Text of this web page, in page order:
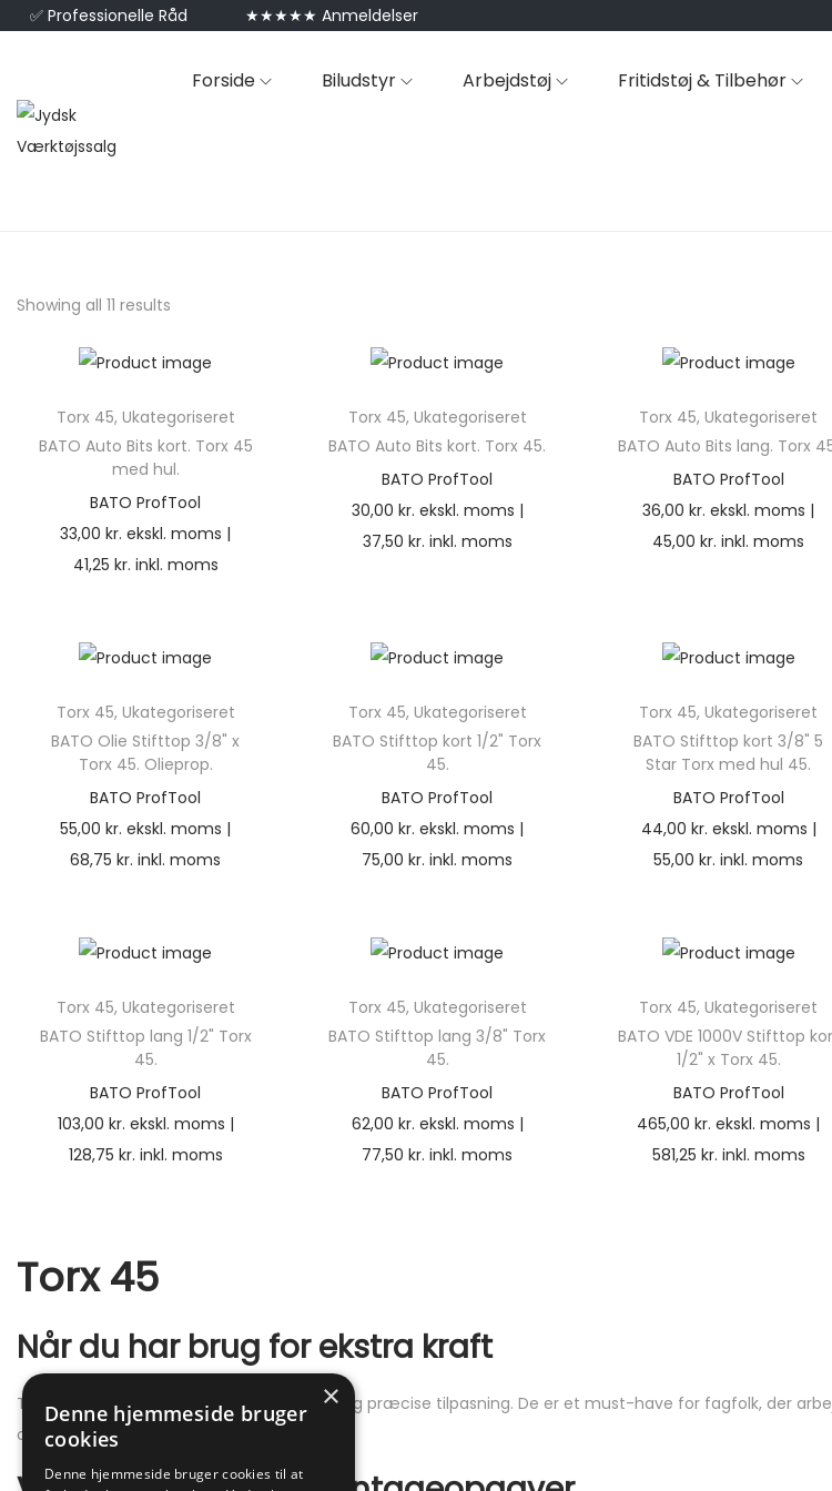
✅ Professionelle Råd ★★★★★ Anmeldelser
Forside Biludstyr Arbejdstøj Fritidstøj & Tilbehør
Showing all 11 results
Torx 45, Ukategoriseret
BATO Auto Bits kort. Torx 45
med hul.
BATO ProfTool
33,00kr. ekskl. moms |
41,25 kr. inkl. moms
Torx 45, Ukategoriseret
BATO Auto Bits kort. Torx 45.
BATO ProfTool
30,00 kr. ekskl. moms |
37,50 kr. inkl. moms
Torx 45,Ukategoriseret
BATO Auto Bits lang. Torx
BATO ProfTool
36,00kr. ekskl. moms |
45,00kr. inkl. moms
Torx 45, Ukategoriseret
BATO Olie Stifttop 3/8" x
Torx 45. Olieprop.
BATO ProfTool
55,00kr. ekskl. moms |
68,75kr. inkl. moms
Torx 45, Ukategoriseret
BATO Stifttop kort 1/2" Torx
45.
BATO ProfTool
60,00kr. ekskl. moms |
75,00kr. inkl. moms
Torx 45,Ukategoriseret
BATO Stifttop kort 3/8" 5
Star Torx med hul 45.
BATO ProfTool
44,00 kr. ekskl. moms |
55,00kr. inkl. moms
Torx 45, Ukategoriseret
BATO Stifttop lang 1/2" Torx
45.
BATO ProfTool
103,00 kr. ekskl. moms |
128,75 kr. inkl. moms
Torx 45, Ukategoriseret
BATO Stifttop lang 3/8" Torx
45.
BATO ProfTool
62,00 kr. ekskl. moms |
77,50kr. inkl. moms
Torx 45,Ukategoriseret
BATO VDE 1000V Stifttop
1/2" x Torx 45.
BATO ProfTool
465,00kr. ekskl. moms |
581,25 kr. inkl. moms
Torx 45
Når du har brug for ekstra kraft
Torx 45 bits er kendt for deres høje styrke og præcise tilpasning. De er et must-have for fagfolk, der
og auto-branchen.
×
Denne hjemmeside bruger
cookies
Denne hjemmeside bruger cookies til at